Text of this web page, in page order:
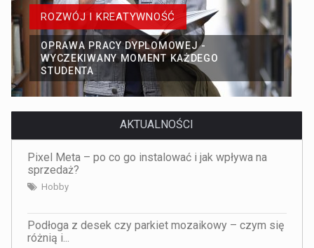
ROZWÓJ I KREATYWNOŚĆ
OPRAWA PRACY DYPLOMOWEJ -
WYCZEKIWANY MOMENT KAŻDEGO
STUDENTA
AKTUALNOŚCI
Pixel Meta – po co go instalować i jak wpływa na
sprzedaż?
Hobby
Podłoga z desek czy parkiet mozaikowy – czym się
różnią i...